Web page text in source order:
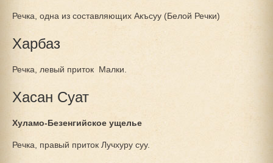
Речка, одна из составляющих Акъсуу (Белой Речки)
Харбаз
Речка, левый приток Малки.
Хасан Суат
Хуламо-Безенгийское ущелье
Речка, правый приток Лучхуру суу.